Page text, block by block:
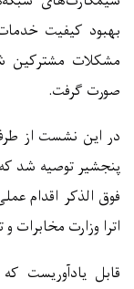
بهبود کیفیت
مشکلات مشترکین
صورت گرفت.
در این نشست از
پنجشیر توصیه شد
فوق الذکر اقدام
اترا وزارت مخابرات
قابل یادآوریست